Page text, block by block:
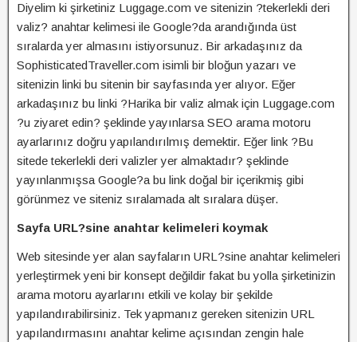
Diyelim ki şirketiniz Luggage.com ve sitenizin ?tekerlekli deri
valiz? anahtar kelimesi ile Google?da arandığında üst
sıralarda yer almasını istiyorsunuz. Bir arkadaşınız da
SophisticatedTraveller.com isimli bir bloğun yazarı ve
sitenizin linki bu sitenin bir sayfasında yer alıyor. Eğer
arkadaşınız bu linki ?Harika bir valiz almak için Luggage.com
?u ziyaret edin? şeklinde yayınlarsa SEO arama motoru
ayarlarınız doğru yapılandırılmış demektir. Eğer link ?Bu
sitede tekerlekli deri valizler yer almaktadır? şeklinde
yayınlanmışsa Google?a bu link doğal bir içerikmiş gibi
görünmez ve siteniz sıralamada alt sıralara düşer.
Sayfa URL?sine anahtar kelimeleri koymak
Web sitesinde yer alan sayfaların URL?sine anahtar kelimeleri
yerleştirmek yeni bir konsept değildir fakat bu yolla şirketinizin
arama motoru ayarlarını etkili ve kolay bir şekilde
yapılandırabilirsiniz. Tek yapmanız gereken sitenizin URL
yapılandırmasını anahtar kelime açısından zengin hale